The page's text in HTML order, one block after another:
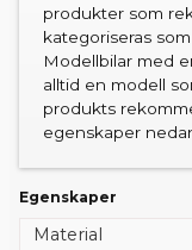
produkter som
kategoriseras
Modellbilar med
alltid en modell
produkts
egenskaper
Egenskaper
Material